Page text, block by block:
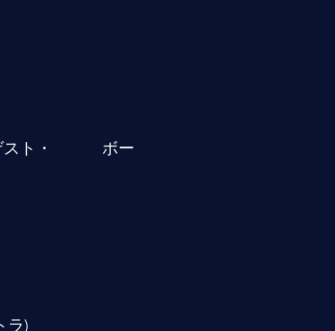
ゲスト・ ボー
ラ)